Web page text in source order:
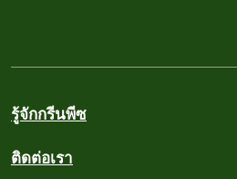
รู้จักกรีนพีซ
ติดต่อเรา